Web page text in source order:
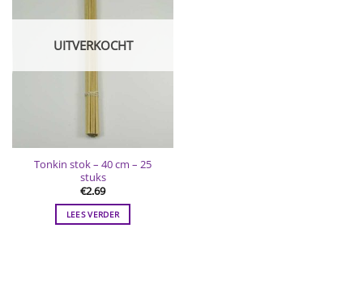
UITVERKOCHT
Tonkin stok – 40 cm – 25
stuks
€2.69
LEES VERDER